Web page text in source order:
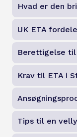
Hvad er den
UK ETA fordele
Berettigelse
Krav til ETA i
Tips til en